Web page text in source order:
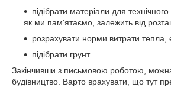
підібрати матеріали для
як ми пам'ятаємо, залежить від
розрахувати норми витрати тепла,
підібрати грунт.
Закінчивши з письмовою роботою,
будівництво. Варто врахувати, що тут